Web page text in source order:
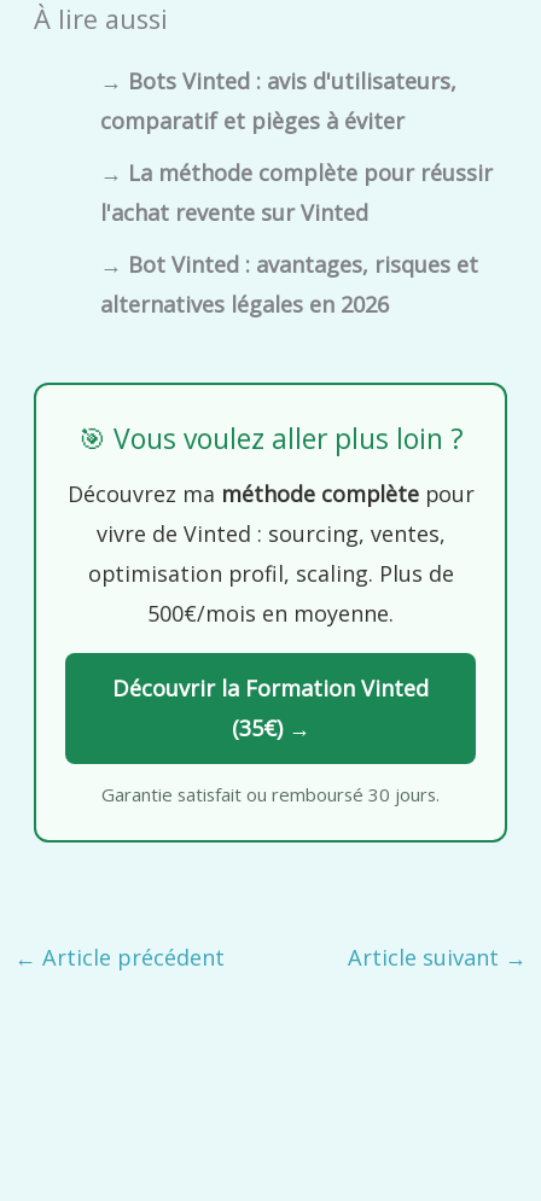
À lire aussi
→ Bots Vinted : avis d'utilisateurs,
comparatif et pièges à éviter
→ La méthode complète pour réussir
l'achat revente sur Vinted
→ Bot Vinted : avantages, risques et
alternatives légales en 2026
🎯 Vous voulez aller plus loin ?
Découvrez ma méthode complètepour
vivre de Vinted : sourcing, ventes,
optimisation profil, scaling. Plus de
500€/mois en moyenne.
Découvrir la Formation Vinted
(35€) →
Garantie satisfait ou remboursé 30 jours.
← Article précédent Article suivant →